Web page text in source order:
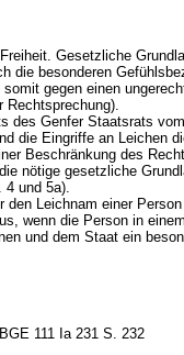
Gesetzliche
die besonderen
gegen einen
Rechtsprechung).
des Genfer Staatsrats
die Eingriffe an Leichen
Beschränkung des
nötige gesetzliche
4 und 5a).
den Leichnam einer
wenn die Person in
und dem Staat ein
BGE 111 Ia 231 S. 232